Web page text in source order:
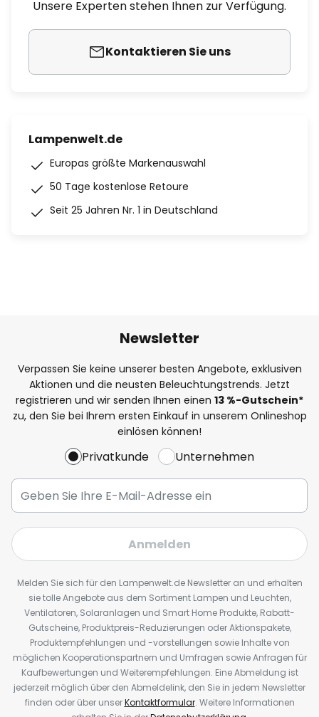
Unsere Experten stehen Ihnen zur Verfügung.
Kontaktieren Sie uns
Lampenwelt.de
Europas größte Markenauswahl
50 Tage kostenlose Retoure
Seit 25 Jahren Nr. 1 in Deutschland
Newsletter
Verpassen Sie keine unserer besten Angebote, exklusiven
Aktionen und die neusten Beleuchtungstrends. Jetzt
registrieren und wir senden Ihnen einen 13 %-Gutschein*
zu, den Sie bei Ihrem ersten Einkauf in unserem Onlineshop
einlösen können!
Privatkunde Unternehmen
Anmelden
Melden Sie sich für den Lampenwelt.de Newsletter an und erhalten
sie tolle Angebote aus dem Sortiment Lampen und Leuchten,
Ventilatoren, Solaranlagen und Smart Home Produkte, Rabatt-
Gutscheine, Produktpreis-Reduzierungen oder Aktionspakete,
Produktempfehlungen und -vorstellungen sowie Inhalte von
möglichen Kooperationspartnern und Umfragen sowie Anfragen für
Kaufbewertungen und Weiterempfehlungen. Eine Abmeldung ist
jederzeit möglich über den Abmeldelink, den Sie in jedem Newsletter
finden oder über unserKontaktformular. Weitere Informationen